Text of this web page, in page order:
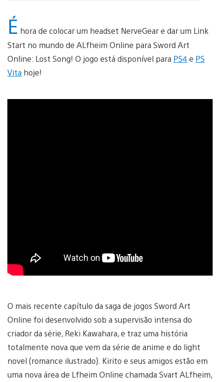
É hora de colocar um headset NerveGear e dar um Link
Start no mundo de ALfheim Online para Sword Art
Online: Lost Song! O jogo está disponível para PS4e PS
Vita hoje!
O mais recente capítulo da saga de jogos Sword Art
Online foi desenvolvido sob a supervisão intensa do
criador da série, Reki Kawahara, e traz uma história
totalmente nova que vem da série de anime e do light
novel (romance ilustrado). Kirito e seus amigos estão em
uma nova área de Lfheim Online chamada Svart ALfheim,